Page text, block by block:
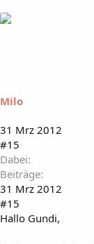
Milo
31 Mrz 2012
#15
Dabei
Beiträge
31 Mrz 2012
#15
Hallo Gundi,